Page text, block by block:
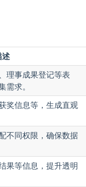
理事成果登记等表
求。
奖信息等，生成直观
不同权限，确保数据
果等信息，提升透明